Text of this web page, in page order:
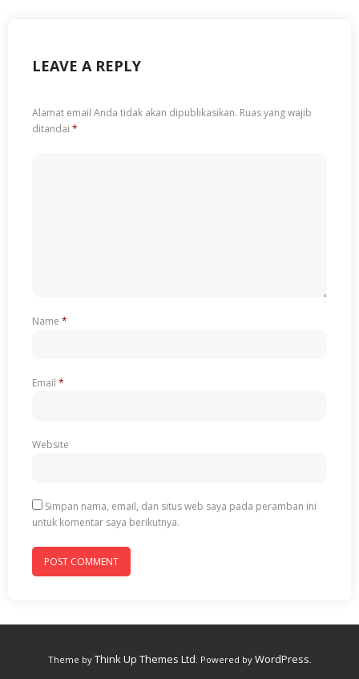
LEAVE A REPLY
Alamat email Anda tidak akan dipublikasikan. Ruas yang wajib
ditandai *
Name *
Email *
Website
Simpan nama, email, dan situs web saya pada peramban ini
untuk komentar saya berikutnya.
Theme by Think Up Themes Ltd. Powered by WordPress.